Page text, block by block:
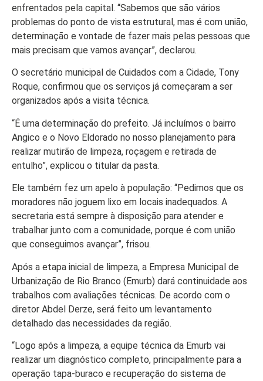
enfrentados pela capital. “Sabemos que são vários
problemas do ponto de vista estrutural, mas é com união,
determinação e vontade de fazer mais pelas pessoas que
mais precisam que vamos avançar”, declarou.
O secretário municipal de Cuidados com a Cidade, Tony
Roque, confirmou que os serviços já começaram a ser
organizados após a visita técnica.
“É uma determinação do prefeito. Já incluímos o bairro
Angico e o Novo Eldorado no nosso planejamento para
realizar mutirão de limpeza, roçagem e retirada de
entulho”, explicou o titular da pasta.
Ele também fez um apelo à população: “Pedimos que os
moradores não joguem lixo em locais inadequados. A
secretaria está sempre à disposição para atender e
trabalhar junto com a comunidade, porque é com união
que conseguimos avançar”, frisou.
Após a etapa inicial de limpeza, a Empresa Municipal de
Urbanização de Rio Branco (Emurb) dará continuidade aos
trabalhos com avaliações técnicas. De acordo com o
diretor Abdel Derze, será feito um levantamento
detalhado das necessidades da região.
“Logo após a limpeza, a equipe técnica da Emurb vai
realizar um diagnóstico completo, principalmente para a
operação tapa-buraco e recuperação do sistema de